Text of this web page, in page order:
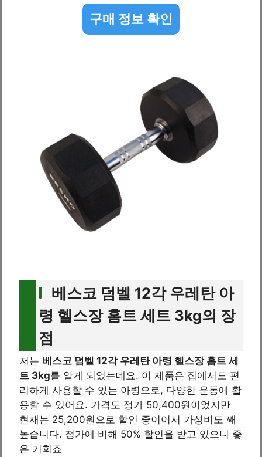
구매 정보 확인
베스코 덤벨 12각 우레탄 아
령 헬스장 홈트 세트 3kg의 장
점
저는 베스코 덤벨 12각 우레탄 아령 헬스장 홈트 세
트 3kg를 알게 되었는데요. 이 제품은 집에서도 편
리하게 사용할 수 있는 아령으로, 다양한 운동에 활
용할 수 있어요. 가격도 정가 50,400원이었지만
현재는 25,200원으로 할인 중이어서 가성비도 꽤
높습니다. 정가에 비해 50% 할인을 받고 있으니 좋
은 기회죠